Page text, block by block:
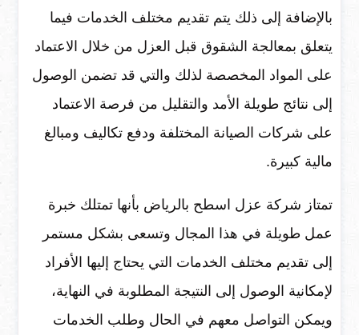
بالإضافة إلى ذلك يتم تقديم مختلف الخدمات فيما
يتعلق بمعالجة الشقوق قبل العزل من خلال الاعتماد
على المواد المخصصة لذلك والتي قد تضمن الوصول
إلى نتائج طويلة الأمد والتقليل من فرصة الاعتماد
على شركات الصيانة المختلفة ودفع تكاليف ومبالغ
مالية كبيرة.
تمتاز شركة عزل اسطح بالرياض بأنها تمتلك خبرة
عمل طويلة في هذا المجال وتسعى بشكل مستمر
إلى تقديم مختلف الخدمات التي يحتاج إليها الأفراد
لإمكانية الوصول إلى النتيجة المطلوبة في النهاية،
ويمكن التواصل معهم في الحال وطلب الخدمات